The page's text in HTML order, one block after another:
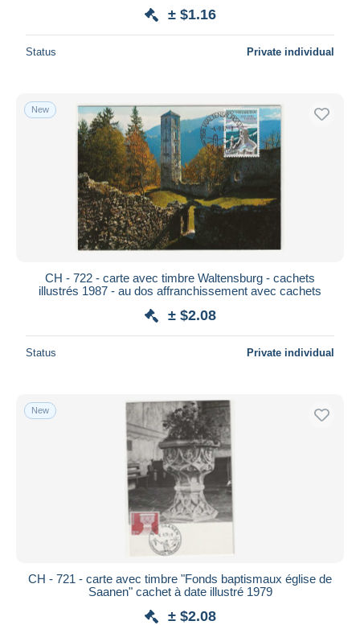
± $1.16
Status Private individual
New
CH - 722 - carte avec timbre Waltensburg - cachets
illustrés 1987 - au dos affranchissement avec cachets
± $2.08
Status Private individual
New
CH - 721 - carte avec timbre "Fonds baptismaux église de
Saanen" cachet à date illustré 1979
± $2.08